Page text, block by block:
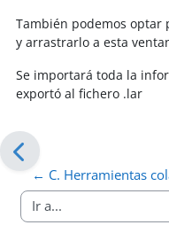
También podemos optar
y arrastrarlo a esta
Se importará toda la
exportó al fichero .lar
← C. Herramientas
Ir a...